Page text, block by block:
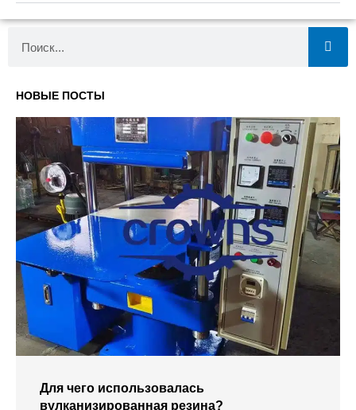
НОВЫЕ ПОСТЫ
Для чего использовалась
вулканизированная резина?